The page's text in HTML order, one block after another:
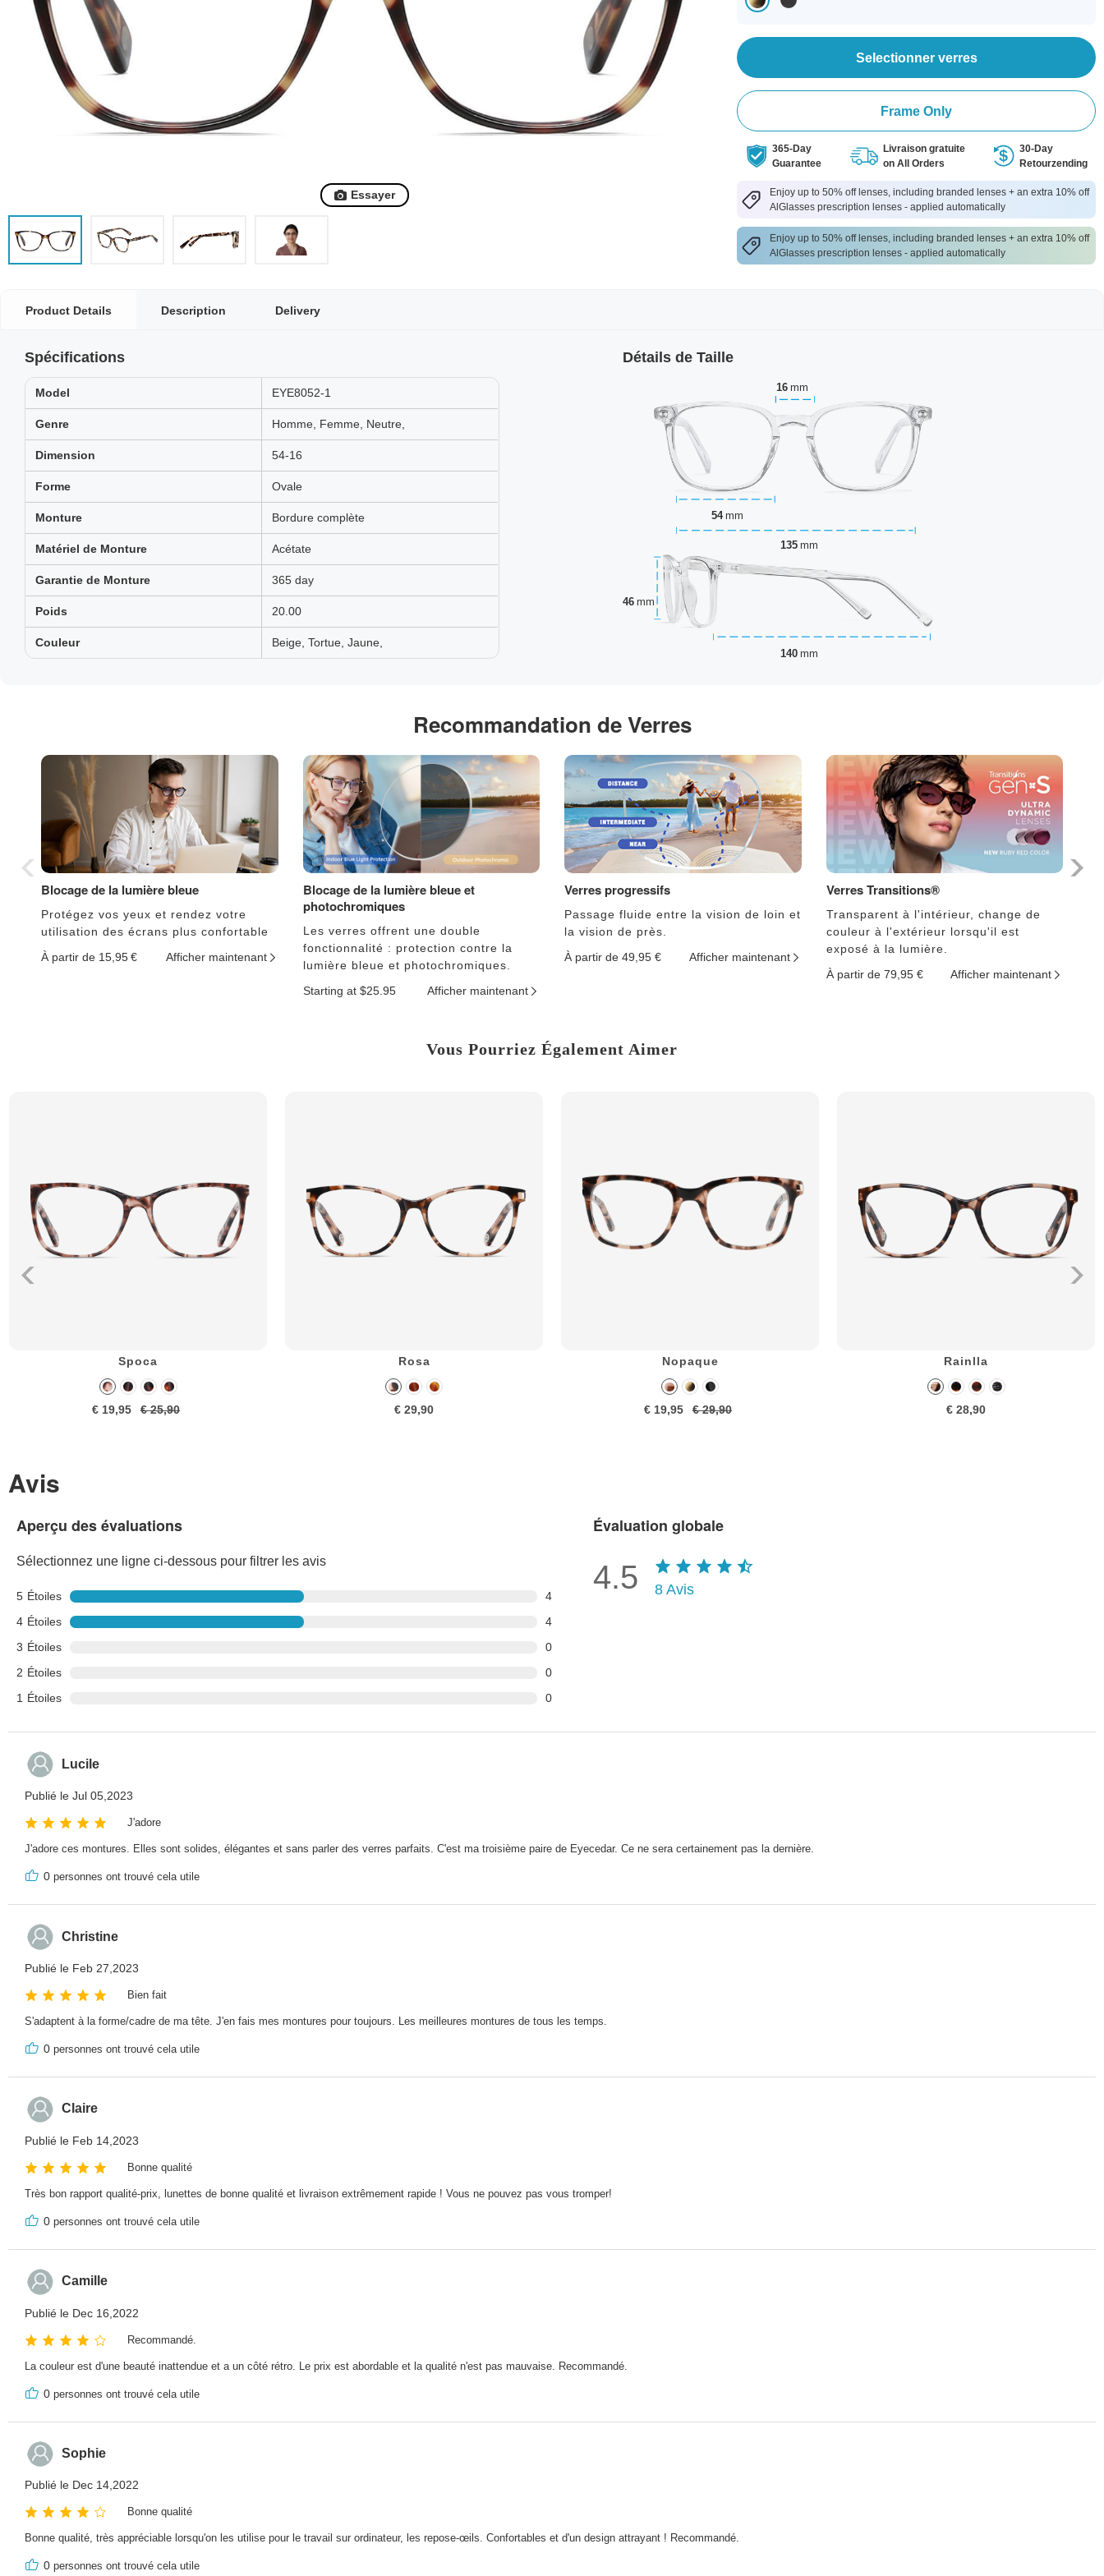
Essayer
Selectionner verres
Frame Only
365-Day
Guarantee
Livraison gratuite
on All Orders
30-Day
Retourzending
Enjoy up to 50% off lenses, including branded lenses + an extra 10% off
AlGlasses prescription lenses - applied automatically
Enjoy up to 50% off lenses, including branded lenses + an extra 10% off
AlGlasses prescription lenses - applied automatically
Product Details Description Delivery
Spécifications
Model EYE8052-1
Genre Homme, Femme, Neutre,
Dimension 54-16
Forme Ovale
Monture Bordure complète
Matériel de Monture Acétate
Garantie de Monture 365 day
Poids 20.00
Couleur Beige, Tortue, Jaune,
Détails de Taille
16 mm
54 mm
46 mm
135 mm
140 mm
Recommandation de Verres
Blocage de la lumière bleue
Protégez vos yeux et rendez votre
utilisation des écrans plus confortable
À partir de 15,95 €
Afficher maintenant
Blocage de la lumière bleue et
photochromiques
Les verres offrent une double
fonctionnalité : protection contre la
lumière bleue et photochromiques.
Starting at $25.95
Afficher maintenant
Verres progressifs
Passage fluide entre la vision de loin et
la vision de près.
À partir de 49,95 €
Afficher maintenant
Verres Transitions®
Transparent à l'intérieur, change de
couleur à l'extérieur lorsqu'il est
exposé à la lumière.
À partir de 79,95 €
Afficher maintenant
Vous Pourriez Également Aimer
Spoca
€ 19,95 € 25,90
Rosa
€ 29,90
Nopaque
€ 19,95 € 29,90
Rainlla
€ 28,90
Avis
Aperçu des évaluations
Sélectionnez une ligne ci-dessous pour filtrer les avis
5 Étoiles
4
4 Étoiles
4
3 Étoiles
0
2 Étoiles
0
1 Étoiles 0
Évaluation globale
4.5 8 Avis
Lucile
Publié le Jul 05,2023
J'adore
J'adore ces montures. Elles sont solides, élégantes et sans parler des verres parfaits. C'est ma troisième paire de Eyecedar. Ce ne sera certainement pas la dernière.
0 personnes ont trouvé cela utile
Christine
Publié le Feb 27,2023
Bien fait
S'adaptent à la forme/cadre de ma tête. J'en fais mes montures pour toujours. Les meilleures montures de tous les temps.
0 personnes ont trouvé cela utile
Claire
Publié le Feb 14,2023
Bonne qualité
Très bon rapport qualité-prix, lunettes de bonne qualité et livraison extrêmement rapide ! Vous ne pouvez pas vous tromper!
0 personnes ont trouvé cela utile
Camille
Publié le Dec 16,2022
Recommandé.
La couleur est d'une beauté inattendue et a un côté rétro. Le prix est abordable et la qualité n'est pas mauvaise. Recommandé.
0 personnes ont trouvé cela utile
Sophie
Publié le Dec 14,2022
Bonne qualité
Bonne qualité, très appréciable lorsqu'on les utilise pour le travail sur ordinateur, les repose-œils. Confortables et d'un design attrayant ! Recommandé.
0 personnes ont trouvé cela utile